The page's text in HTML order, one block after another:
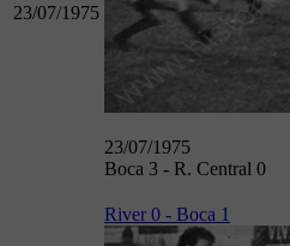
23/07/1975
23/07/1975
Boca 3 - R. Central 0
River 0 - Boca 1